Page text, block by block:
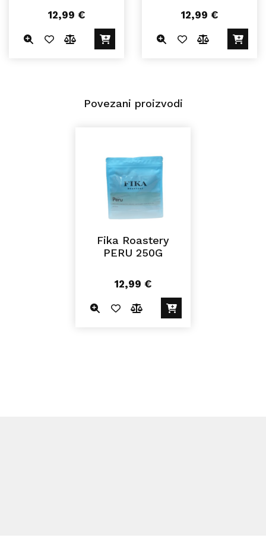
12,99 € 12,99 €
Povezani proizvodi
Fika Roastery
PERU 250G
12,99 €